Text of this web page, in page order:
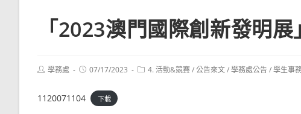
「2023澳門國際創新發明展」
Post學務處
Post07/17/2023
Post4. 活動&競賽/公告來文/學務處公告/學生事
1120071104 下載